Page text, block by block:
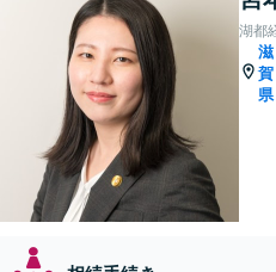
湖都
滋
賀
県